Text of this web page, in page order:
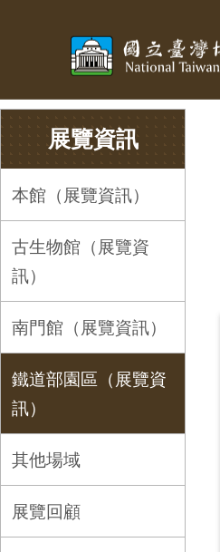
展覽資訊
本館（展覽資訊）
古生物館（展覽資
訊）
南門館（展覽資訊）
鐵道部園區（展覽資
訊）
其他場域
展覽回顧